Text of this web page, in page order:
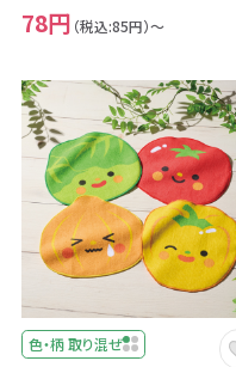
78円 （税込:85円）～
色・柄 取り混ぜ